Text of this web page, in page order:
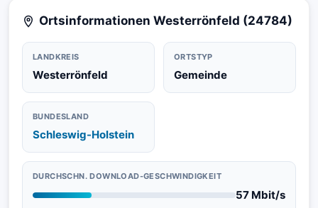
Ortsinformationen Westerrönfeld (24784)
LANDKREIS
Westerrönfeld
ORTSTYP
Gemeinde
BUNDESLAND
Schleswig-Holstein
DURCHSCHN. DOWNLOAD-GESCHWINDIGKEIT
57 Mbit/s